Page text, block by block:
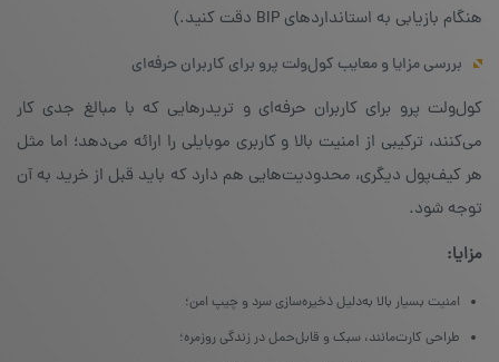
هنگام بازیابی به استانداردهای BIP دقت کنید.)
بررسی مزایا و معایب کول‌ولت پرو برای کاربران حرفه‌ای
کول‌ولت پرو برای کاربران حرفه‌ای و تریدر‌هایی که با مبالغ جدی کار
می‌کنند، ترکیبی از امنیت بالا و کاربری موبایلی را ارائه می‌دهد؛ اما مثل
هر کیف‌پول دیگری، محدودیت‌هایی هم دارد که باید قبل از خرید به آن
توجه شود.
مزایا:
امنیت بسیار بالا به‌دلیل ذخیره‌سازی سرد و چیپ امن؛
طراحی کارت‌مانند، سبک و قابل‌حمل در زندگی روزمره؛